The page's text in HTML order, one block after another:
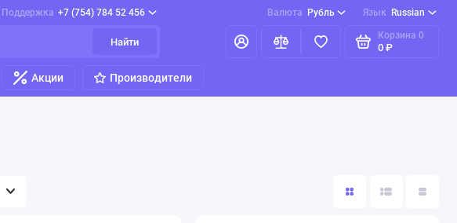
Поддержка +7 (754) 784 52 456 Валюта Рубль Язык Russian
Найти
Корзина 0
0 ₽
Акции Производители